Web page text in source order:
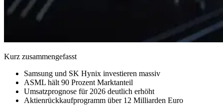
Kurz zusammengefasst
Samsung und SK Hynix investieren massiv
ASML hält 90 Prozent Marktanteil
Umsatzprognose für 2026 deutlich erhöht
Aktienrückkaufprogramm über 12 Milliarden Euro